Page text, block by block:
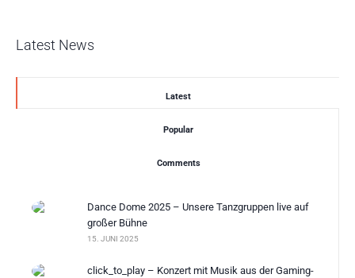
Latest News
Latest
Popular
Comments
Dance Dome 2025 – Unsere Tanzgruppen live auf
großer Bühne
15. JUNI 2025
click_to_play – Konzert mit Musik aus der Gaming-